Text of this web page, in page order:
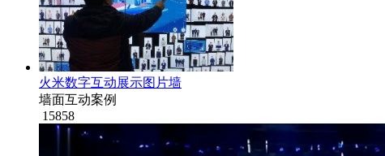
火米数字互动展示图片墙
墙面互动案例
15858